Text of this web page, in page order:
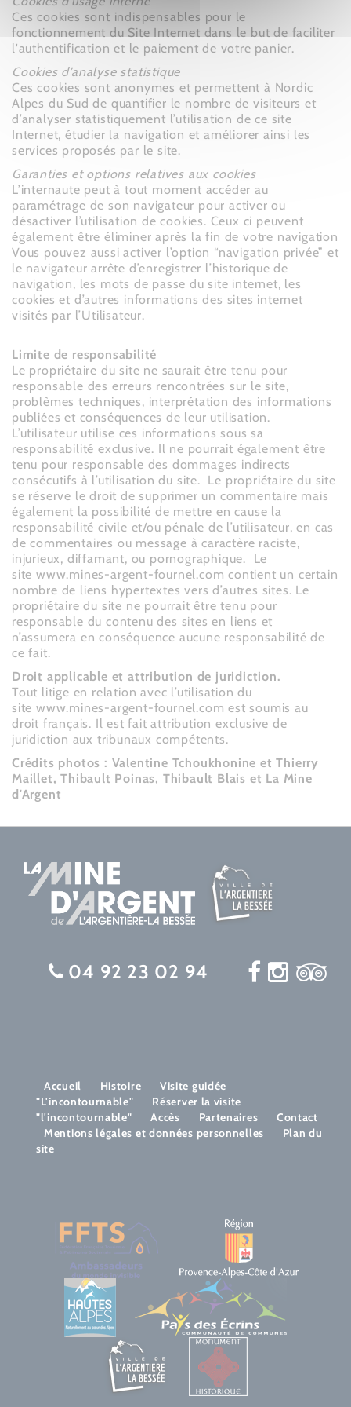
Ces cookies sont indispensables pour le
fonctionnement du Site Internet dans le but de faciliter
l'authentification et le paiement de votre panier.
Cookies d’analyse statistique
Ces cookies sont anonymes et permettent à Nordic
Alpes du Sud de quantifier le nombre de visiteurs et
d’analyser statistiquement l’utilisation de ce site
Internet, étudier la navigation et améliorer ainsi les
services proposés par le site.
Garanties et options relatives aux cookies
L’internaute peut à tout moment accéder au
paramétrage de son navigateur pour activer ou
désactiver l’utilisation de cookies. Ceux ci peuvent
également être éliminer après la fin de votre navigation
Vous pouvez aussi activer l’option “navigation privée” et
le navigateur arrête d’enregistrer l’historique de
navigation, les mots de passe du site internet, les
cookies et d’autres informations des sites internet
visités par l’Utilisateur.
Limite de responsabilité
Le propriétaire du site ne saurait être tenu pour
responsable des erreurs rencontrées sur le site,
problèmes techniques, interprétation des informations
publiées et conséquences de leur utilisation.
L’utilisateur utilise ces informations sous sa
responsabilité exclusive. Il ne pourrait également être
tenu pour responsable des dommages indirects
consécutifs à l’utilisation du site. Le propriétaire du site
se réserve le droit de supprimer un commentaire mais
également la possibilité de mettre en cause la
responsabilité civile et/ou pénale de l’utilisateur, en cas
de commentaires ou message à caractère raciste,
injurieux, diffamant, ou pornographique.
Le
site www.mines-argent-fournel.com contient un certain
nombre de liens hypertextes vers d’autres sites. Le
propriétaire du site ne pourrait être tenu pour
responsable du contenu des sites en liens et
n’assumera en conséquence aucune responsabilité de
ce fait.
Droit applicable et attribution de juridiction.
Tout litige en relation avec l’utilisation du
site www.mines-argent-fournel.com est soumis au
droit français. Il est fait attribution exclusive de
juridiction aux tribunaux compétents.
Crédits photos : Valentine Tchoukhonine et Thierry
Maillet, Thibault Poinas, Thibault Blais et La Mine
d'Argent
04 92 23 02 94
Accueil Histoire
Visite guidée
"L'incontournable"
Réserver la visite
"l'incontournable"
Accès Partenaires
Contact
Mentions légales et données personnelles
Plan du
site